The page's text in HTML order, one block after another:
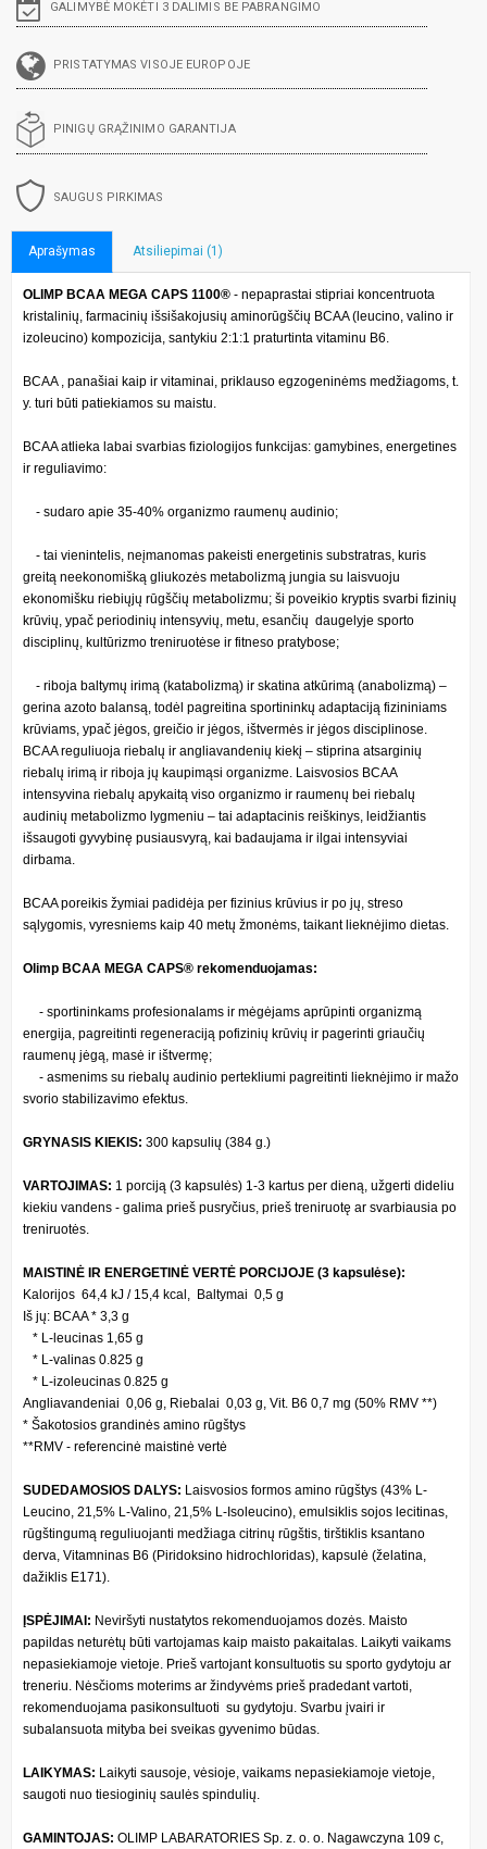
GALIMYBĖ MOKĖTI 3 DALIMIS BE PABRANGIMO
PRISTATYMAS VISOJE EUROPOJE
PINIGŲ GRĄŽINIMO GARANTIJA
SAUGUS PIRKIMAS
Aprašymas Atsiliepimai (1)
OLIMP BCAA MEGA CAPS 1100® - nepaprastai stipriai koncentruota
kristalinių, farmacinių išsišakojusių aminorūgščių BCAA (leucino, valino ir
izoleucino) kompozicija, santykiu 2:1:1 praturtinta vitaminu B6.
BCAA , panašiai kaip ir vitaminai, priklauso egzogeninėms medžiagoms, t.
y. turi būti patiekiamos su maistu.
BCAA atlieka labai svarbias fiziologijos funkcijas: gamybines, energetines
ir reguliavimo:
- sudaro apie 35-40% organizmo raumenų audinio;
- tai vienintelis, neįmanomas pakeisti energetinis substratras, kuris
greitą neekonomišką gliukozės metabolizmą jungia su laisvuoju
ekonomišku riebiųjų rūgščių metabolizmu; ši poveikio kryptis svarbi fizinių
krūvių, ypač periodinių intensyvių, metu, esančių daugelyje sporto
disciplinų, kultūrizmo treniruotėse ir fitneso pratybose;
- riboja baltymų irimą (katabolizmą) ir skatina atkūrimą (anabolizmą) –
gerina azoto balansą, todėl pagreitina sportininkų adaptaciją fizininiams
krūviams, ypač jėgos, greičio ir jėgos, ištvermės ir jėgos disciplinose.
BCAA reguliuoja riebalų ir angliavandenių kiekį – stiprina atsarginių
riebalų irimą ir riboja jų kaupimąsi organizme. Laisvosios BCAA
intensyvina riebalų apykaitą viso organizmo ir raumenų bei riebalų
audinių metabolizmo lygmeniu – tai adaptacinis reiškinys, leidžiantis
išsaugoti gyvybinę pusiausvyrą, kai badaujama ir ilgai intensyviai
dirbama.
BCAA poreikis žymiai padidėja per fizinius krūvius ir po jų, streso
sąlygomis, vyresniems kaip 40 metų žmonėms, taikant lieknėjimo dietas.
Olimp BCAA MEGA CAPS® rekomenduojamas:
- sportininkams profesionalams ir mėgėjams aprūpinti organizmą
energija, pagreitinti regeneraciją pofizinių krūvių ir pagerinti griaučių
raumenų jėgą, masė ir ištvermę;
- asmenims su riebalų audinio pertekliumi pagreitinti lieknėjimo ir mažo
svorio stabilizavimo efektus.
GRYNASIS KIEKIS: 300 kapsulių (384 g.)
VARTOJIMAS: 1 porciją (3 kapsulės) 1-3 kartus per dieną, užgerti dideliu
kiekiu vandens - galima prieš pusryčius, prieš treniruotę ar svarbiausia po
treniruotės.
MAISTINĖ IR ENERGETINĖ VERTĖ PORCIJOJE (3 kapsulėse):
Kalorijos 64,4 kJ / 15,4 kcal, Baltymai 0,5 g
Iš jų: BCAA * 3,3 g
* L-leucinas 1,65 g
* L-valinas 0.825 g
* L-izoleucinas 0.825 g
Angliavandeniai 0,06 g, Riebalai 0,03 g, Vit. B6 0,7 mg (50% RMV **)
* Šakotosios grandinės amino rūgštys
**RMV - referencinė maistinė vertė
SUDEDAMOSIOS DALYS: Laisvosios formos amino rūgštys (43% L-
Leucino, 21,5% L-Valino, 21,5% L-Isoleucino), emulsiklis sojos lecitinas,
rūgštingumą reguliuojanti medžiaga citrinų rūgštis, tirštiklis ksantano
derva, Vitamninas B6 (Piridoksino hidrochloridas), kapsulė (želatina,
dažiklis E171).
ĮSPĖJIMAI: Neviršyti nustatytos rekomenduojamos dozės. Maisto
papildas neturėtų būti vartojamas kaip maisto pakaitalas. Laikyti vaikams
nepasiekiamoje vietoje. Prieš vartojant konsultuotis su sporto gydytoju ar
treneriu. Nėsčioms moterims ar žindyvėms prieš pradedant vartoti,
rekomenduojama pasikonsultuoti su gydytoju. Svarbu įvairi ir
subalansuota mityba bei sveikas gyvenimo būdas.
LAIKYMAS: Laikyti sausoje, vėsioje, vaikams nepasiekiamoje vietoje,
saugoti nuo tiesioginių saulės spindulių.
GAMINTOJAS: OLIMP LABARATORIES Sp. z. o. o. Nagawczyna 109 c,